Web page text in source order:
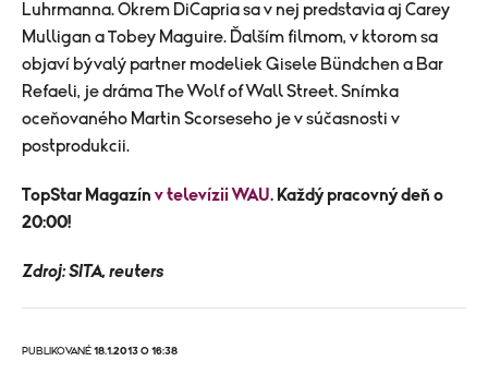
Luhrmanna. Okrem DiCapria sa v nej predstavia aj Carey
Mulligan a Tobey Maguire. Ďalším filmom, v ktorom sa
objaví bývalý partner modeliek Gisele Bündchen a Bar
Refaeli, je dráma The Wolf of Wall Street. Snímka
oceňovaného Martin Scorseseho je v súčasnosti v
postprodukcii.
TopStar Magazín v televízii WAU. Každý pracovný deň o
20:00!
Zdroj: SITA, reuters
PUBLIKOVANÉ 18.1.2013 O 16:38